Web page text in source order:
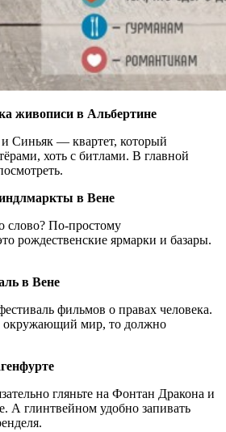
живописи в Альбертине
Синьяк — квартет, который
хоть с битлами. В главной
в Вене
слово? По-простому
рождественские ярмарки и базары.
в Вене
фильмов о правах человека.
окружающий мир, то должно
гляньте на Фонтан Дракона и
А глинтвейном удобно запивать